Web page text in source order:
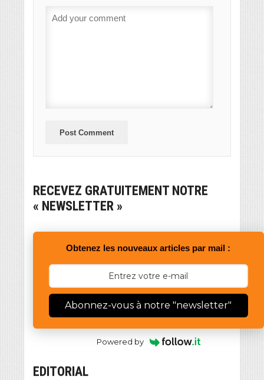
RECEVEZ GRATUITEMENT NOTRE
« NEWSLETTER »
Obtenez les nouveaux articles par mail :
Abonnez-vous à notre "newsletter"
Powered by
EDITORIAL